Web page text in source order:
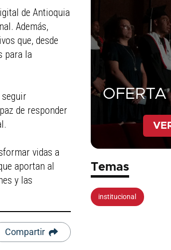
de Antioquia
Además,
que, desde
para la
de responder
vidas a
aportan al
y las
Compartir
Temas
institucional